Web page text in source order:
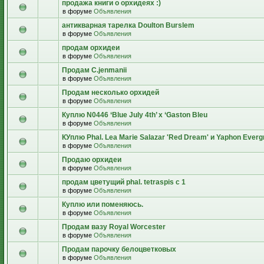
продажа книги о орхидеях :)
в форуме Объявления
антикварная тарелка Doulton Burslem
в форуме Объявления
продам орхидеи
в форуме Объявления
Продам C.jenmanii
в форуме Объявления
Продам несколько орхидей
в форуме Объявления
Куплю N0446 ‘Blue July 4th’ x ‘Gaston Bleu
в форуме Объявления
КУплю Phal. Lea Marie Salazar 'Red Dream' и Yaphon
в форуме Объявления
Продаю орхидеи
в форуме Объявления
продам цветущий рhal. tetraspis с 1
в форуме Объявления
Куплю или поменяюсь.
в форуме Объявления
Продам вазу Royal Worcester
в форуме Объявления
Продам парочку белоцветковых
в форуме Объявления